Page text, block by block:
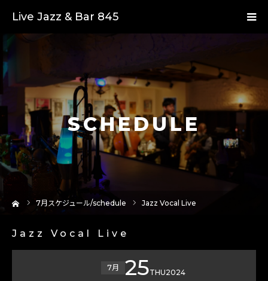
Live Jazz & Bar 845
SCHEDULE
7月スケジュール/schedule Jazz Vocal Live
Jazz Vocal Live
7月 25THU2024